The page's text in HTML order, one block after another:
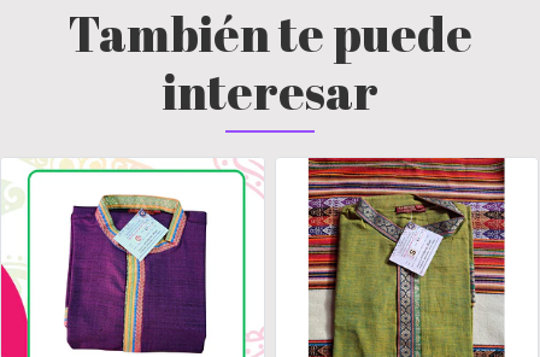
También te puede
interesar